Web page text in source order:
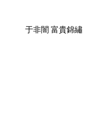
于非闇 富貴錦繡